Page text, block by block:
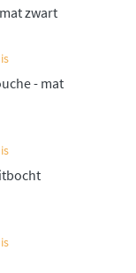
elke
doucheset is
PVD,
en
behouden
de set
zwart
- mat